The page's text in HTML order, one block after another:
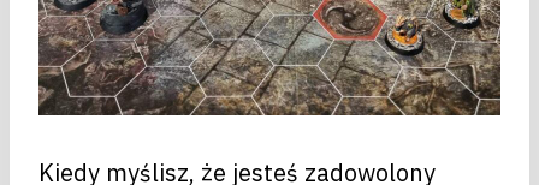
Kiedy myślisz, że jesteś zadowolony